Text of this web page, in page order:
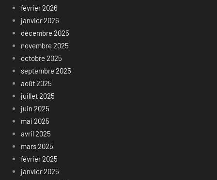
février 2026
janvier 2026
décembre 2025
novembre 2025
octobre 2025
septembre 2025
août 2025
juillet 2025
juin 2025
mai 2025
avril 2025
mars 2025
février 2025
janvier 2025